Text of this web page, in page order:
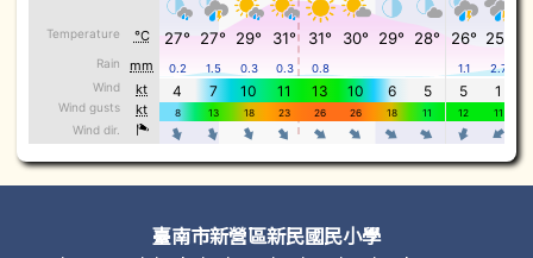
頁尾區域內容臺南市新營區新民國民小學